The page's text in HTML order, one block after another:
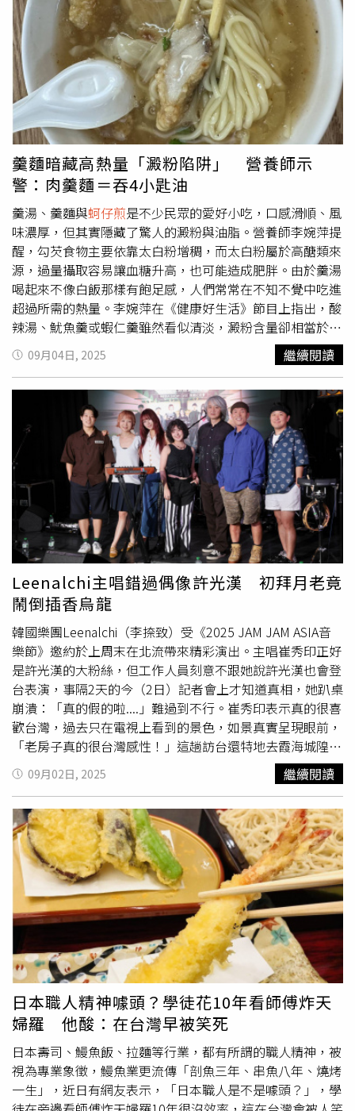
誌彩蛋，以及歌迷朋友所熟悉的50元商圈夜市優惠券等，一
連串的「城市級應援」更帶動全市熱情迎接粉紅經濟，要讓
海內外歌迷朋友藉由追星，認識專屬高雄的海港美景、小吃
美食到觀光景點，並且與歌迷朋友相約高雄見。經發局表
示，商圈夜市優惠券使用期限到2026年2月28日，歌迷把握
時間消費使用，千萬別錯過。另外，接下來包括11月的郭富
城、伍佰、TWICE 演唱會，以及12月登場的2025亞洲明星
盛典(AAA)等大型活動，也將有響應優惠與應援活動陸續登
場。六合夜市總幹事詹金翰表示，兩年半前BLACKPINK所
帶來的效益，就讓攤商們印象深刻，這個週末BLACKPINK
演唱會再次帶來驚人的人潮，從周五傍晚開始一路火熱到周
日深夜，演唱會結束後散場人潮更是持續湧入，凌晨一、二
點許多攤商的排隊人潮依然不散，忙得手都沒停過。他說，
越來越多海內外巨星演唱會在高雄舉辦，六合夜市已經是
「國際級的粉絲補給站」，這周末許多來自韓國、港澳、東
南亞的粉絲朋友，拿著應援手燈在各攤商排隊消費，相當熱
鬧。吉林夜市主委陳浩陽表示，上周起，就有時常聽到攤商
和客人在討論粉紅應援，大家都相當期待BLACKPINK帶來
的廣大熱情粉絲。周末兩天到了晚上十點多，果然湧入許多
穿粉色衣服、打扮時髦的年輕歌迷，聽完演唱會就趕緊來續
攤吃宵夜，珍珠奶茶、蚵仔煎、蒸餃、八寶冰等夜市知名美
食都有排隊人龍，整體人潮成長約有3成以上。
羹麵暗藏高熱量「澱粉陷阱」 營養師示
警：肉羹麵＝吞4小匙油
羹湯、羹麵與蚵仔煎是不少民眾的愛好小吃，口感滑順、風
味濃厚，但其實隱藏了驚人的澱粉與油脂。營養師李婉萍提
醒，勾芡食物主要依靠太白粉增稠，而太白粉屬於高醣類來
源，過量攝取容易讓血糖升高，也可能造成肥胖。由於羹湯
喝起來不像白飯那樣有飽足感，人們常常在不知不覺中吃進
超過所需的熱量。李婉萍在《健康好生活》節目上指出，酸
辣湯、魷魚羹或蝦仁羹雖然看似清淡，澱粉含量卻相當於四
分之一碗飯；魚酥羹與肉羹的澱粉量則約等於三分之一碗
飯；蚵仔煎與燒仙草一份下肚，更有將近四分之三碗飯的澱
粉。若是選擇羊肉羹麵，則因同時包含麵條與羹湯，澱粉量
高達一碗又四分之一飯的份量。除了澱粉之外，油脂含量也
是隱藏陷阱。李婉萍指出，羹湯的特色在於能將油與鹽巴一
併裹附在湯裡，不像雞湯會浮出油層，因此常被忽略。李婉
萍也舉例說明，實際計算下來，一碗羊肉羹麵含有五小匙
油，蚵仔煎與肉羹各約四小匙，魚酥羹大約兩小匙，蝦仁羹
則有一小匙，酸辣湯與魷魚羹雖然相對較少，但依舊含有隱
形油脂。此外，先前營養師高敏敏也提醒，像是肉羹麵、蚵
仔麵線等以太白粉勾芡的麵食，往往會讓血糖快速升高，不
僅容易造成肥胖，更被她形容為「營養師心中的地雷食
物」。若再搭配大腸等動物內臟，熱量更是大幅增加，且其
中的飽和脂肪含量偏高，長期攝取過多還可能影響血脂健
康。高敏敏建議，想吃時可以搭配一顆蛋或一盤蔬菜，幫助
營養更均衡；至於湯頭，能不喝完最好，避免攝取過量的油
脂與鹽分，以免引發發炎反應，進而降低免疫力。對於想兼
顧美味與健康的民眾，名廚駱進漢則分享簡單的替代方法。
他建議可用白木耳取代太白粉，先以電鍋加入兩碗水將白木
耳蒸熟，再用料理機打成泥狀，在烹調時一邊攪拌一邊加
入，就能呈現自然勾芡的效果，不僅減少熱量，口感也更清
爽。
09月04日, 2025 繼續閱讀
Leenalchi主唱錯過偶像許光漢 初拜月老竟
鬧倒插香烏龍
韓國樂團Leenalchi（李捺致）受《2025 JAM JAM ASIA音
樂節》邀約於上周末在北流帶來精彩演出。主唱崔秀印正好
是許光漢的大粉絲，但工作人員刻意不跟她說許光漢也會登
台表演，事隔2天的今（2日）記者會上才知道真相，她趴桌
崩潰：「真的假的啦....」難過到不行。崔秀印表示真的很喜
歡台灣，過去只在電視上看到的景色，如景真實呈現眼前，
「老房子真的很台灣感性！」這趟訪台還特地去霞海城隍廟
拜拜，崔秀印直呼很開心，買了周邊市集的青草茶、紅豆麵
包，也知道月老靈驗出名，為了珍惜與台灣的緣分，特地求
神保佑Leenalchi未來事業順利，能多多來台舉辦演唱會。
不過他們沒有求籤擲筊，僅單純拜拜，羅瑞榗祈求：「希望
Leenalchi能夠變成超級大明星！」也請神明保佑家人健康
平安。Leenalchi品嚐台灣美食。（圖／樂吉事達提供）二
哉分享拜拜小插曲，她第一次拿香拜拜，不知道香柱插法，
拜完走到外面香爐，直接倒插，朴修範搞笑說害得香爐著
火，現場媒體安慰二哉不用擔心：「心誠則靈，不知者無
罪，台灣神明不會計較。」成員才放下心中大石。記者會現
場大快朵頤的他們抽籤吃甜不辣、豬血糕、麻辣鴨血、珍珠
奶茶、刈包、蚵仔煎、臭豆腐等到地美食給他們吃，成員也
特地學中文：「現在餓死了，我好飽，對不起，謝謝，我愛
你，台灣的朋友們下次見！」更以中文介紹代表作〈老虎來
了〉，主持人就說，假如台下沒反應的話，可以補充一句
「來都來了」，大夥不流利卻整齊的發音「老虎來了，來都
來了」笑壞全場。
09月02日, 2025 繼續閱讀
日本職人精神噱頭？學徒花10年看師傅炸天
婦羅 他酸：在台灣早被笑死
日本壽司、鰻魚飯、拉麵等行業，都有所謂的職人精神，被
視為專業象徵，鰻魚業更流傳「剖魚三年、串魚八年、燒烤
一生」，近日有網友表示，「日本職人是不是噱頭？」，學